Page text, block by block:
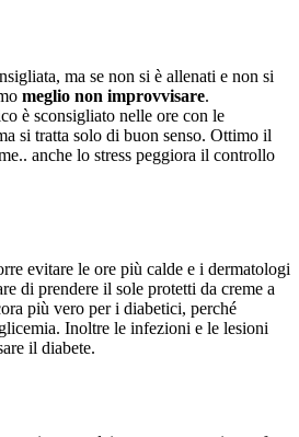
ma se non si è allenati e non si
meglio non improvvisare.
è sconsigliato nelle ore con le
si tratta solo di buon senso. Ottimo il
anche lo stress peggiora il controllo
evitare le ore più calde e i dermatologi
di prendere il sole protetti da creme a
più vero per i diabetici, perché
Inoltre le infezioni e le lesioni
il diabete.